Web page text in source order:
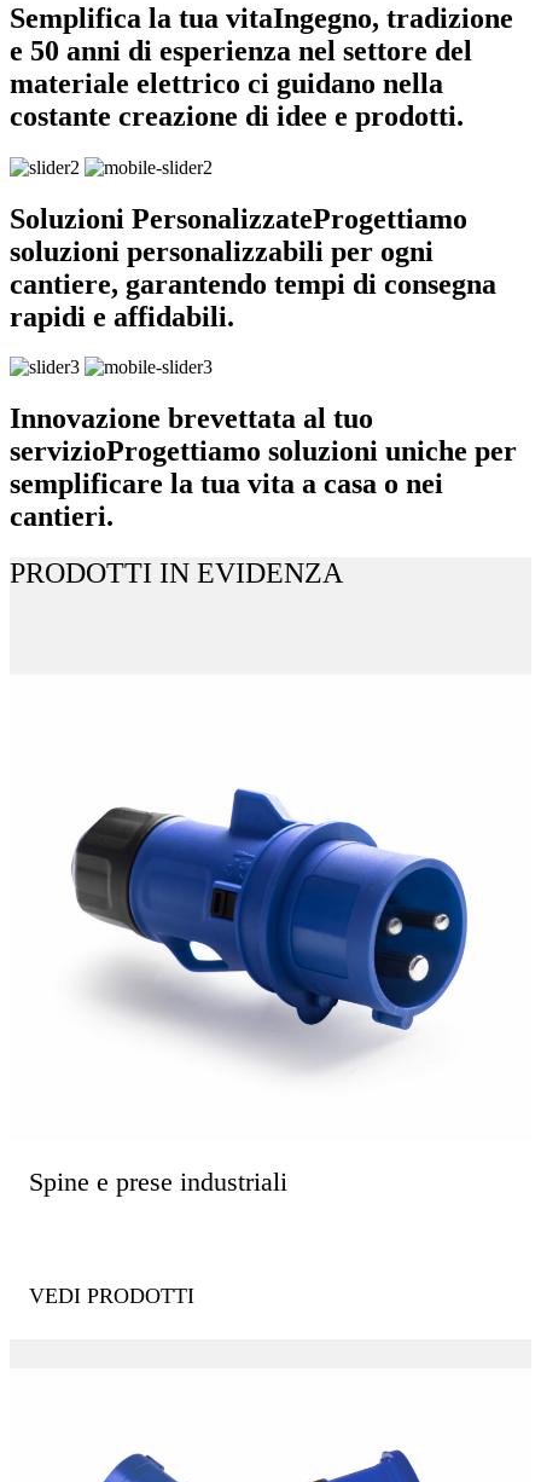
Semplifica la tua vitaIngegno, tradizione
e 50 anni di esperienza nel settore del
materiale elettrico ci guidano nella
costante creazione di idee e prodotti.
Soluzioni PersonalizzateProgettiamo
soluzioni personalizzabili per ogni
cantiere, garantendo tempi di consegna
rapidi e affidabili.
Innovazione brevettata al tuo
servizioProgettiamo soluzioni uniche per
semplificare la tua vita a casa o nei
cantieri.
PRODOTTI IN EVIDENZA
Spine e prese industriali
VEDI PRODOTTI